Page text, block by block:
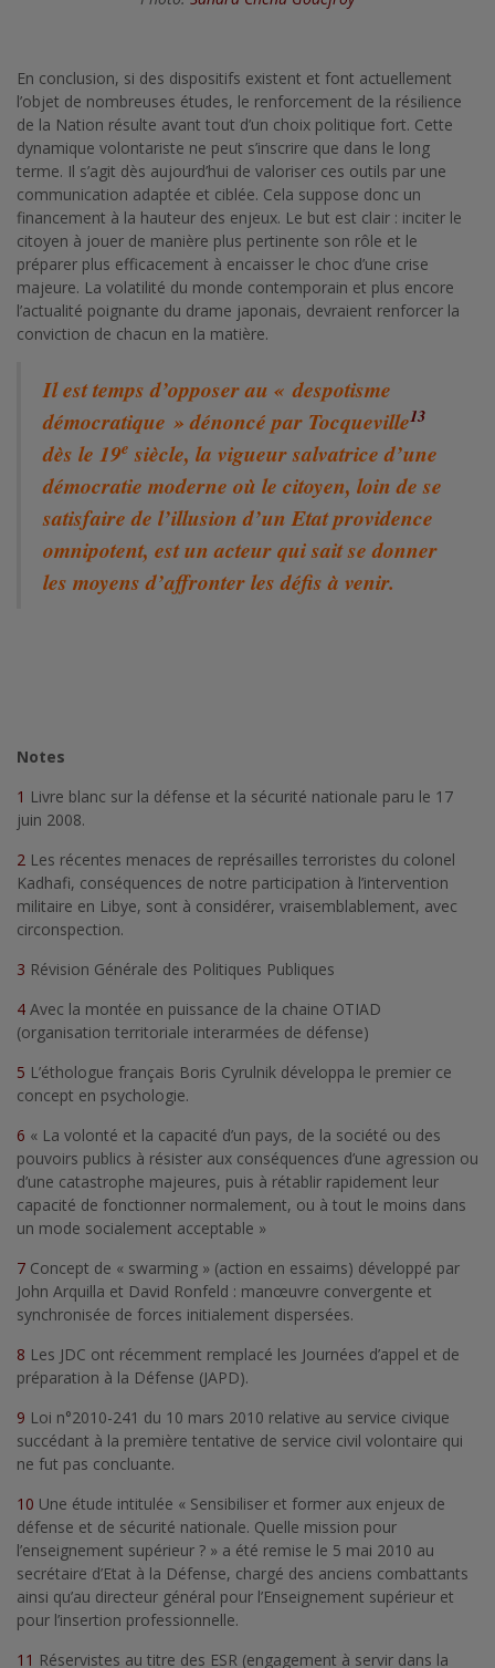
En conclusion, si des dispositifs existent et font actuellement
l’objet de nombreuses études, le renforcement de la résilience
de la Nation résulte avant tout d’un choix politique fort. Cette
dynamique volontariste ne peut s’inscrire que dans le long
terme. Il s’agit dès aujourd’hui de valoriser ces outils par une
communication adaptée et ciblée. Cela suppose donc un
financement à la hauteur des enjeux. Le but est clair : inciter le
citoyen à jouer de manière plus pertinente son rôle et le
préparer plus efficacement à encaisser le choc d’une crise
majeure. La volatilité du monde contemporain et plus encore
l’actualité poignante du drame japonais, devraient renforcer la
conviction de chacun en la matière.
Il est temps d’opposer au « despotisme
démocratique » dénoncé par Tocqueville13
dès le 19e siècle, la vigueur salvatrice d’une
démocratie moderne où le citoyen, loin de se
satisfaire de l’illusion d’un Etat providence
omnipotent, est un acteur qui sait se donner
les moyens d’affronter les défis à venir.
Notes
1 Livre blanc sur la défense et la sécurité nationale paru le 17
juin 2008.
2 Les récentes menaces de représailles terroristes du colonel
Kadhafi, conséquences de notre participation à l’intervention
militaire en Libye, sont à considérer, vraisemblablement, avec
circonspection.
3 Révision Générale des Politiques Publiques
4 Avec la montée en puissance de la chaine OTIAD
(organisation territoriale interarmées de défense)
5 L’éthologue français Boris Cyrulnik développa le premier ce
concept en psychologie.
6 « La volonté et la capacité d’un pays, de la société ou des
pouvoirs publics à résister aux conséquences d’une agression ou
d’une catastrophe majeures, puis à rétablir rapidement leur
capacité de fonctionner normalement, ou à tout le moins dans
un mode socialement acceptable »
7 Concept de « swarming » (action en essaims) développé par
John Arquilla et David Ronfeld : manœuvre convergente et
synchronisée de forces initialement dispersées.
8 Les JDC ont récemment remplacé les Journées d’appel et de
préparation à la Défense (JAPD).
9 Loi n°2010-241 du 10 mars 2010 relative au service civique
succédant à la première tentative de service civil volontaire qui
ne fut pas concluante.
10 Une étude intitulée « Sensibiliser et former aux enjeux de
défense et de sécurité nationale. Quelle mission pour
l’enseignement supérieur ? » a été remise le 5 mai 2010 au
secrétaire d’Etat à la Défense, chargé des anciens combattants
ainsi qu’au directeur général pour l’Enseignement supérieur et
pour l’insertion professionnelle.
11 Réservistes au titre des ESR (engagement à servir dans la